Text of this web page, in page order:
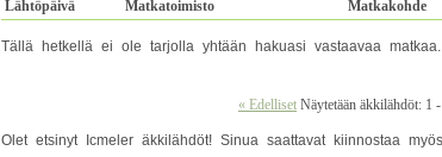
Lähtöpäivä
Matkatoimisto Matkakohde
Tällä hetkellä ei ole tarjolla yhtään hakuasi vastaavaa
« Edelliset Näytetään äkkilähdöt: 1
Olet etsinyt Icmeler äkkilähdöt! Sinua saattavat kiinnostaa